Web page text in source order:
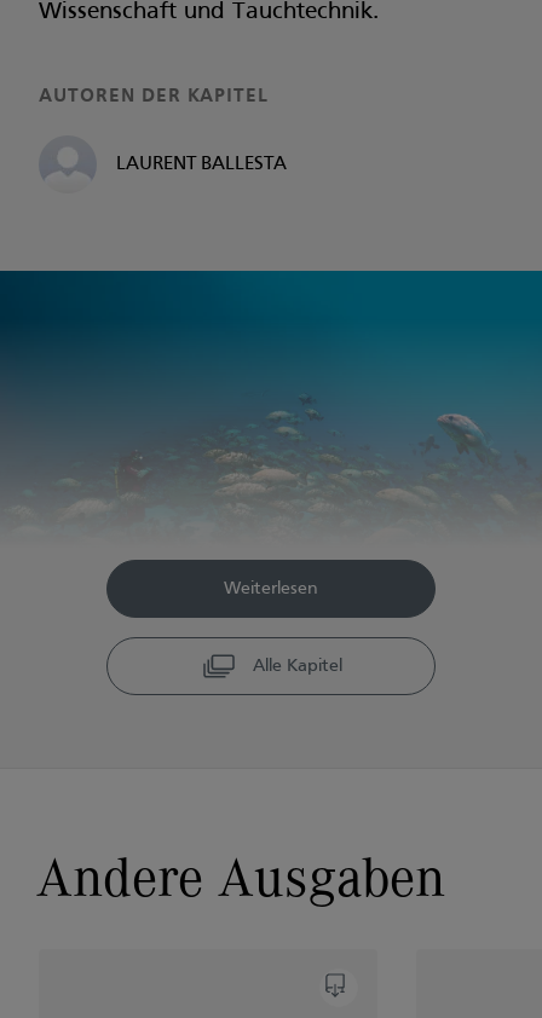
Wissenschaft und Tauchtechnik.
AUTOREN DER KAPITEL
LAURENT BALLESTA
Weiterlesen
Alle Kapitel
Andere Ausgaben